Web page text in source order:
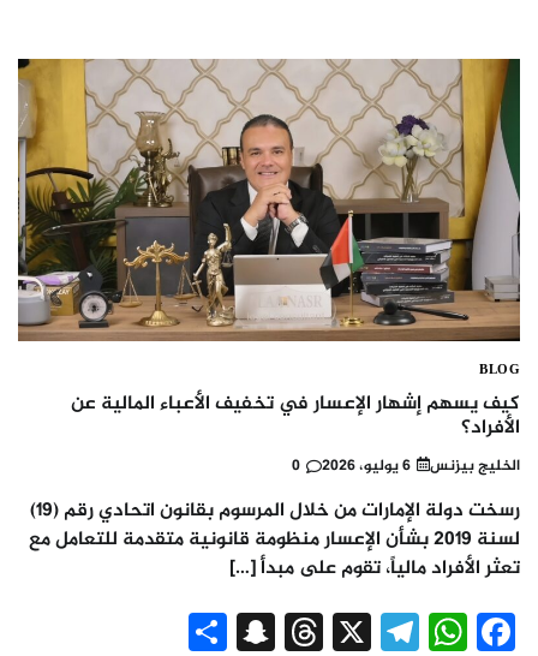
BLOG
كيف يسهم إشهار الإعسار في تخفيف الأعباء المالية عن
الأفراد؟
الخليج بيزنس 6 يوليو، 2026 0
رسخت دولة الإمارات من خلال المرسوم بقانون اتحادي رقم (19)
لسنة 2019 بشأن الإعسار منظومة قانونية متقدمة للتعامل مع
تعثر الأفراد مالياً، تقوم على مبدأ […]
Facebook
WhatsApp
Telegram
X
Threads
Snapchat
Share